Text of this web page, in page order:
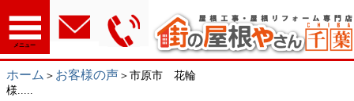
メニュー
ホーム ＞ お客様の声 ＞市原市 花輪
様.....